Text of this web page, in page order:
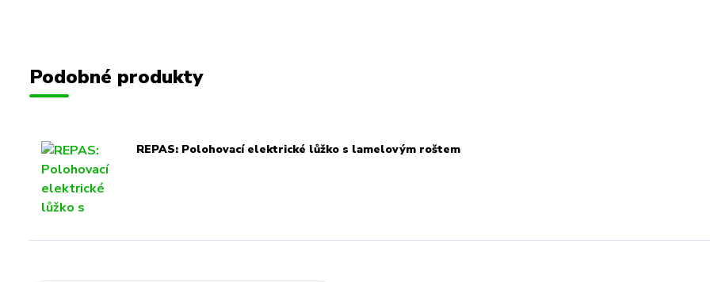
Podobné produkty
REPAS: Polohovací elektrické lůžko s lamelovým roštem